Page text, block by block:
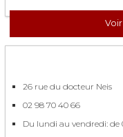
26 rue du docteur Neis
02 98 70 40 66
Du lundi au vendredi: de